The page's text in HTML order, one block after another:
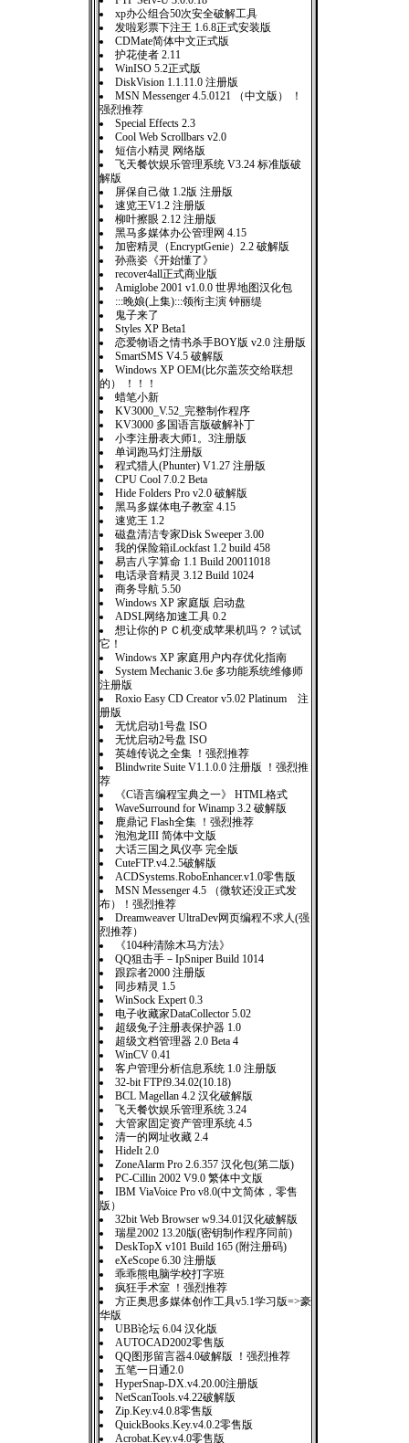
xp办公组合50次安全破解工具
发啦彩票下注王 1.6.8正式安装版
CDMate简体中文正式版
护花使者 2.11
WinISO 5.2正式版
DiskVision 1.1.11.0 注册版
MSN Messenger 4.5.0121 （中文版） ！
强烈推荐
Special Effects 2.3
Cool Web Scrollbars v2.0
短信小精灵 网络版
飞天餐饮娱乐管理系统 V3.24 标准版破
解版
屏保自己做 1.2版 注册版
速览王V1.2 注册版
柳叶擦眼 2.12 注册版
黑马多媒体办公管理网 4.15
加密精灵（EncryptGenie）2.2 破解版
孙燕姿《开始懂了》
recover4all正式商业版
Amiglobe 2001 v1.0.0 世界地图汉化包
:::晚娘(上集):::领衔主演 钟丽缇
鬼子来了
Styles XP Beta1
恋爱物语之情书杀手BOY版 v2.0 注册版
SmartSMS V4.5 破解版
Windows XP OEM(比尔盖茨交给联想
的） ！！！
蜡笔小新
KV3000_V.52_完整制作程序
KV3000 多国语言版破解补丁
小李注册表大师1。3注册版
单词跑马灯注册版
程式猎人(Phunter) V1.27 注册版
CPU Cool 7.0.2 Beta
Hide Folders Pro v2.0 破解版
黑马多媒体电子教室 4.15
速览王 1.2
磁盘清洁专家Disk Sweeper 3.00
我的保险箱iLockfast 1.2 build 458
易吉八字算命 1.1 Build 20011018
电话录音精灵 3.12 Build 1024
商务导航 5.50
Windows XP 家庭版 启动盘
ADSL网络加速工具 0.2
想让你的ＰＣ机变成苹果机吗？？试试
它！
Windows XP 家庭用户内存优化指南
System Mechanic 3.6e 多功能系统维修师
注册版
Roxio Easy CD Creator v5.02 Platinum 注
册版
无忧启动1号盘 ISO
无忧启动2号盘 ISO
英雄传说之全集 ！强烈推荐
Blindwrite Suite V1.1.0.0 注册版 ！强烈推
荐
《C语言编程宝典之一》 HTML格式
WaveSurround for Winamp 3.2 破解版
鹿鼎记 Flash全集 ！强烈推荐
泡泡龙III 简体中文版
大话三国之凤仪亭 完全版
CuteFTP.v4.2.5破解版
ACDSystems.RoboEnhancer.v1.0零售版
MSN Messenger 4.5 （微软还没正式发
布）！强烈推荐
Dreamweaver UltraDev网页编程不求人(强
烈推荐）
《104种清除木马方法》
QQ狙击手－IpSniper Build 1014
跟踪者2000 注册版
同步精灵 1.5
WinSock Expert 0.3
电子收藏家DataCollector 5.02
超级兔子注册表保护器 1.0
超级文档管理器 2.0 Beta 4
WinCV 0.41
客户管理分析信息系统 1.0 注册版
32-bit FTPf9.34.02(10.18)
BCL Magellan 4.2 汉化破解版
飞天餐饮娱乐管理系统 3.24
大管家固定资产管理系统 4.5
清一的网址收藏 2.4
HideIt 2.0
ZoneAlarm Pro 2.6.357 汉化包(第二版)
PC-Cillin 2002 V9.0 繁体中文版
IBM ViaVoice Pro v8.0(中文简体，零售
版）
32bit Web Browser w9.34.01汉化破解版
瑞星2002 13.20版(密钥制作程序同前)
DeskTopX v101 Build 165 (附注册码)
eXeScope 6.30 注册版
乖乖熊电脑学校打字班
疯狂手术室 ！强烈推荐
方正奥思多媒体创作工具v5.1学习版=>豪
华版
UBB论坛 6.04 汉化版
AUTOCAD2002零售版
QQ图形留言器4.0破解版 ！强烈推荐
五笔一日通2.0
HyperSnap-DX.v4.20.00注册版
NetScanTools.v4.22破解版
Zip.Key.v4.0.8零售版
QuickBooks.Key.v4.0.2零售版
Acrobat.Key.v4.0零售版